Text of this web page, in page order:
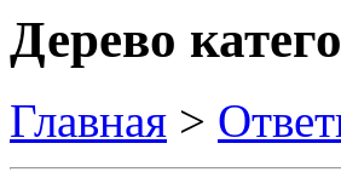
Дерево
Главная >